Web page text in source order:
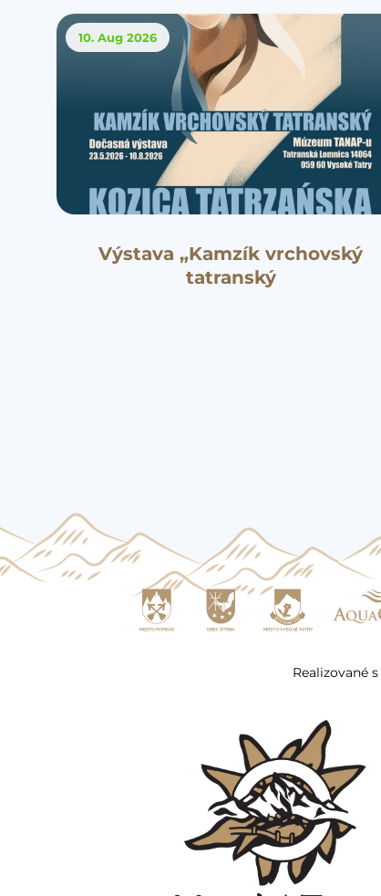
10. Aug 2026
Výstava „Kamzík vrchovský
tatranský
Realizované s